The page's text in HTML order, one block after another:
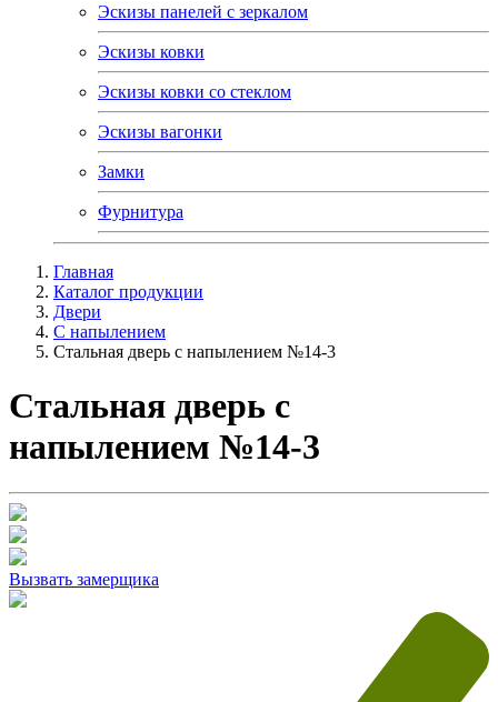
Эскизы панелей с зеркалом
Эскизы ковки
Эскизы ковки со стеклом
Эскизы вагонки
Замки
Фурнитура
Главная
Каталог продукции
Двери
С напылением
Стальная дверь с напылением №14-3
Стальная дверь с
напылением №14-3
Вызвать замерщика